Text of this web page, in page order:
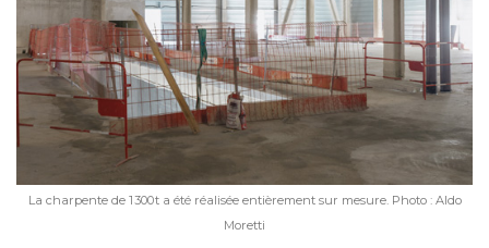
La charpente de 1 300 t a été réalisée entièrement sur mesure. Photo : Aldo
Moretti